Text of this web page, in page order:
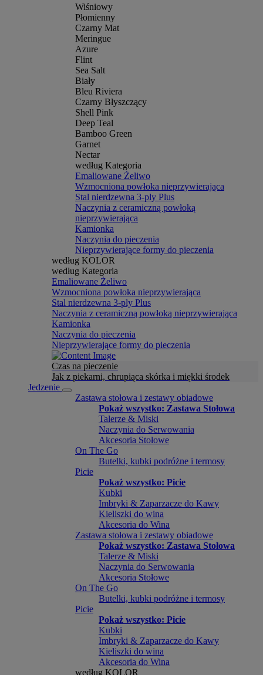
Wiśniowy
Płomienny
Czarny Mat
Meringue
Azure
Flint
Sea Salt
Biały
Bleu Riviera
Czarny Błyszczący
Shell Pink
Deep Teal
Bamboo Green
Garnet
Nectar
według Kategoria
Emaliowane Żeliwo
Wzmocniona powłoka nieprzywierająca
Stal nierdzewna 3-ply Plus
Naczynia z ceramiczną powłoką
nieprzywierająca
Kamionka
Naczynia do pieczenia
Nieprzywierające formy do pieczenia
według KOLOR
według Kategoria
Emaliowane Żeliwo
Wzmocniona powłoka nieprzywierająca
Stal nierdzewna 3-ply Plus
Naczynia z ceramiczną powłoką nieprzywierająca
Kamionka
Naczynia do pieczenia
Nieprzywierające formy do pieczenia
Czas na pieczenie
Jak z piekarni, chrupiąca skórka i miękki środek
Jedzenie
Zastawa stołowa i zestawy obiadowe
Pokaż wszystko: Zastawa Stołowa
Talerze & Miski
Naczynia do Serwowania
Akcesoria Stołowe
On The Go
Butelki, kubki podróżne i termosy
Picie
Pokaż wszystko: Picie
Kubki
Imbryki & Zaparzacze do Kawy
Kieliszki do wina
Akcesoria do Wina
Zastawa stołowa i zestawy obiadowe
Pokaż wszystko: Zastawa Stołowa
Talerze & Miski
Naczynia do Serwowania
Akcesoria Stołowe
On The Go
Butelki, kubki podróżne i termosy
Picie
Pokaż wszystko: Picie
Kubki
Imbryki & Zaparzacze do Kawy
Kieliszki do wina
Akcesoria do Wina
według KOLOR